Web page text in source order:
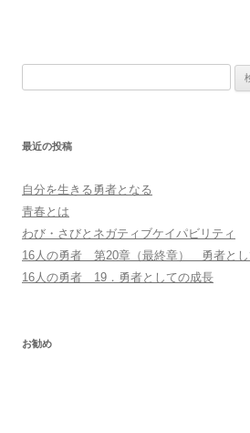
最近の投稿
自分を生きる勇者となる
青春とは
わび・さびとネガティブケイパビリティ
16人の勇者 第20章（最終章） 勇者とし
16人の勇者 19．勇者としての成長
お勧め